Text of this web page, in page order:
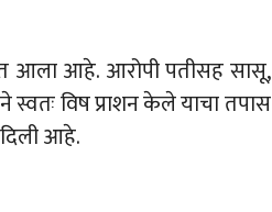
आला आहे. आरोपी पतीसह सासू,
विष प्राशन केले याचा तपास
आहे.